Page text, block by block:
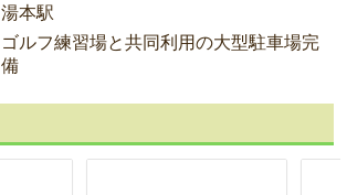
湯本駅
ゴルフ練習場と共同利用の大型駐車場完
備